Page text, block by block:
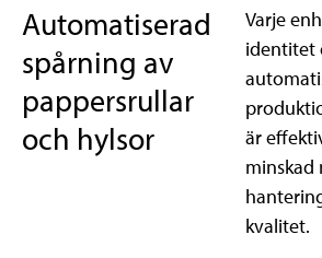
Automatiserad
spårning av
pappersrullar
och hylsor
Varje
identitet
är
minskad
kvalitet.